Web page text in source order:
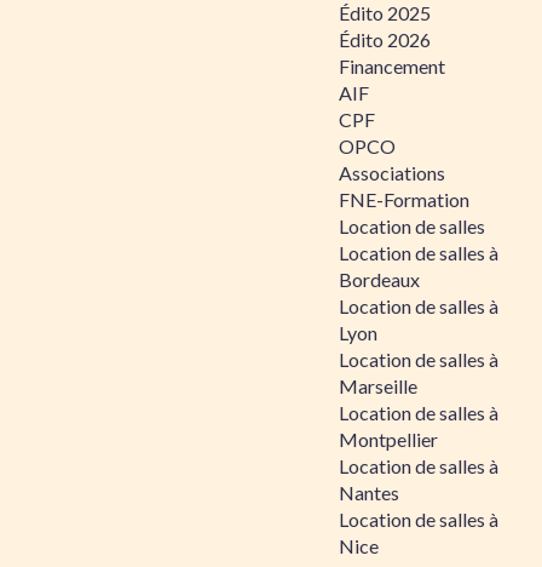
Édito 2025
Édito 2026
Financement
AIF
CPF
OPCO
Associations
FNE-Formation
Location de salles
Location de salles à
Bordeaux
Location de salles à
Lyon
Location de salles à
Marseille
Location de salles à
Montpellier
Location de salles à
Nantes
Location de salles à
Nice